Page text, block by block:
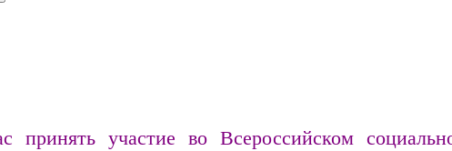
принять участие во Всероссийском